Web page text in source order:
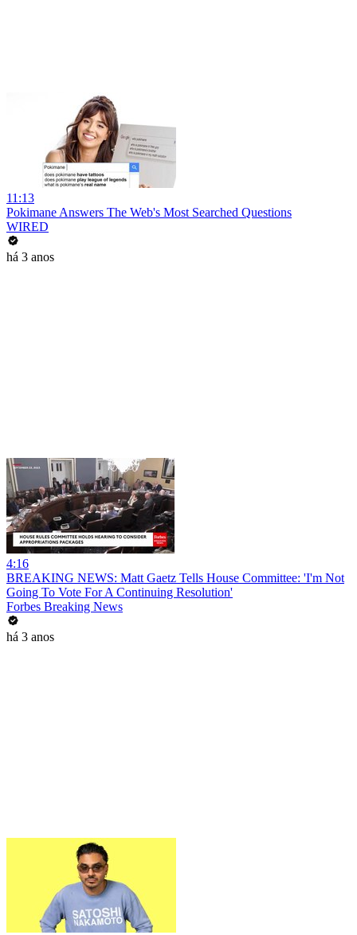
11:13
Pokimane Answers The Web's Most Searched Questions
WIRED
há 3 anos
4:16
BREAKING NEWS: Matt Gaetz Tells House Committee: 'I'm Not
Going To Vote For A Continuing Resolution'
Forbes Breaking News
há 3 anos